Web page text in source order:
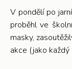
V pondělí po
proběhl ve
masky,
akce (jako